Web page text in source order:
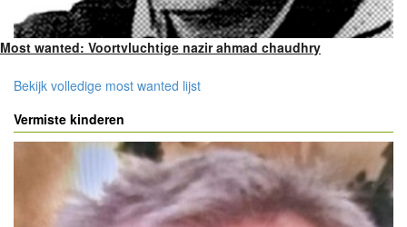
Most wanted: Voortvluchtige nazir ahmad chaudhry
Bekijk volledige most wanted lijst
Vermiste kinderen